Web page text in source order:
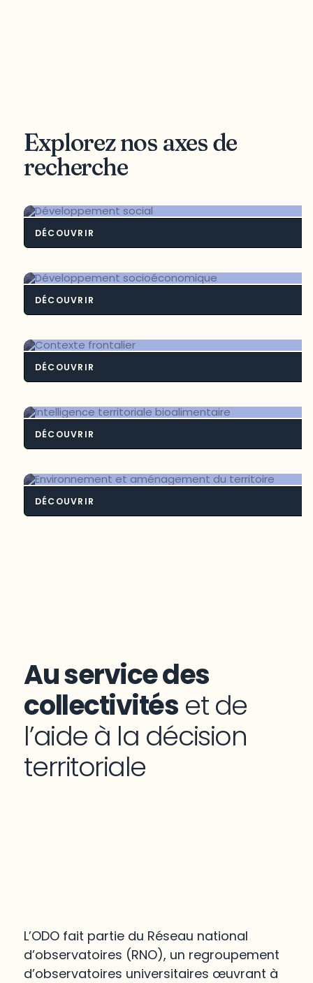
Explorez nos axes de
recherche
DÉCOUVRIR
DÉCOUVRIR
DÉCOUVRIR
DÉCOUVRIR
DÉCOUVRIR
Au service des
collectivités et de
l’aide à la décision
territoriale
L’ODO fait partie du Réseau national
d’observatoires (RNO), un regroupement
d’observatoires universitaires œuvrant à